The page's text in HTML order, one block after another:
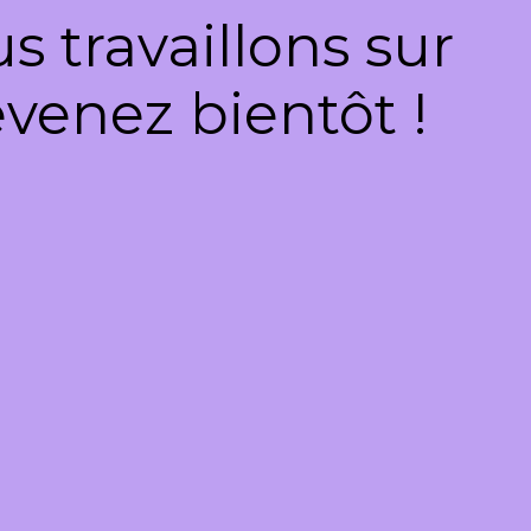
travaillons sur
bientôt !